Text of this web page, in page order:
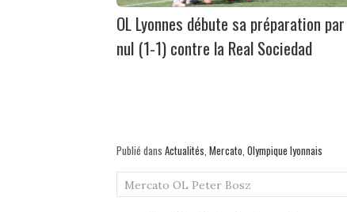
OL Lyonnes débute sa préparation
nul (1-1) contre la Real Sociedad
Publié dans Actualités, Mercato, Olympique lyonnais
Mercato OL Peter Bosz